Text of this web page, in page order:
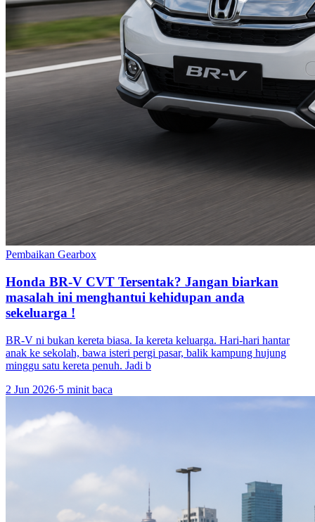
Pembaikan Gearbox
Honda BR-V CVT Tersentak? Jangan biarkan
masalah ini menghantui kehidupan anda
sekeluarga !
BR-V ni bukan kereta biasa. Ia kereta keluarga. Hari-hari hantar
anak ke sekolah, bawa isteri pergi pasar, balik kampung hujung
minggu satu kereta penuh. Jadi b
2 Jun 2026·5 minit baca